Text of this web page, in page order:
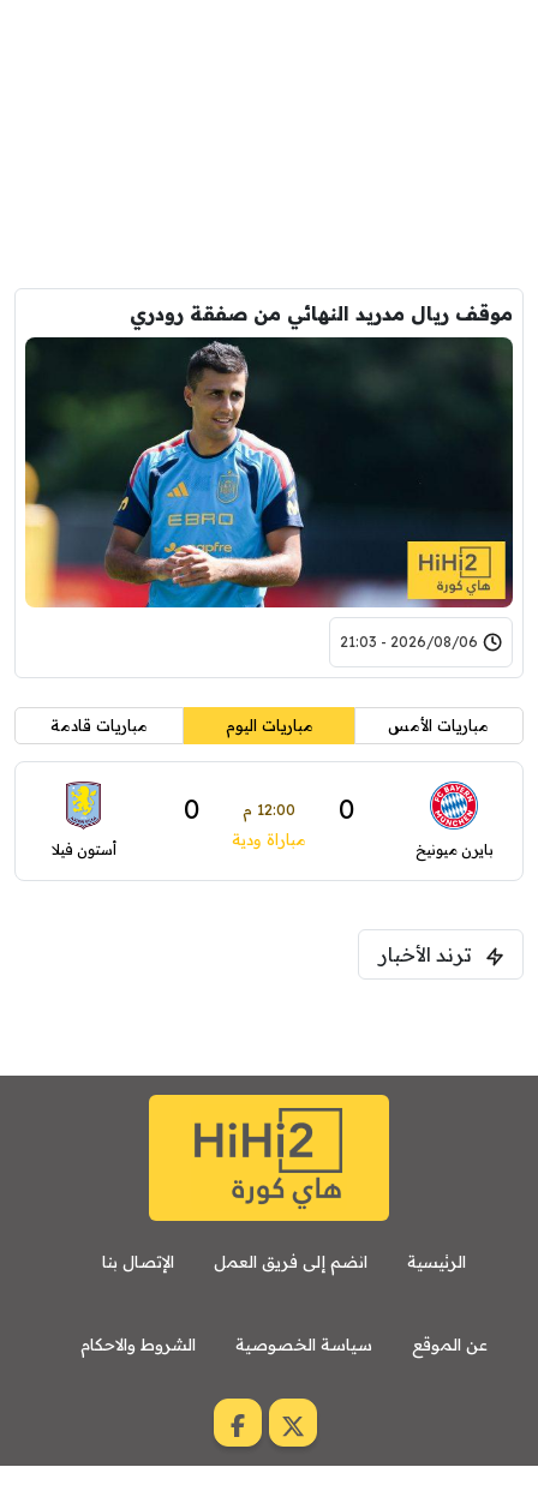
موقف ريال مدريد النهائي من صفقة رودري
2026/08/06 - 21:03
مباريات الأمس مباريات اليوم مباريات قادمة
بايرن ميونيخ
0 12:00 م 0
مباراة ودية أستون فيلا
ترند الأخبار
الرئيسية انضم إلى فريق العمل الإتصال بنا
عن الموقع سياسة الخصوصية الشروط والاحكام